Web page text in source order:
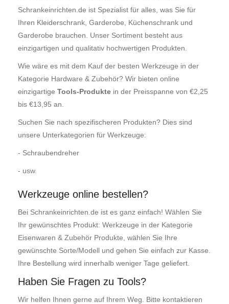
Schrankeinrichten.de ist Spezialist für alles, was Sie für
Ihren Kleiderschrank, Garderobe, Küchenschrank und
Garderobe brauchen. Unser Sortiment besteht aus
einzigartigen und qualitativ hochwertigen Produkten.
Wie wäre es mit dem Kauf der besten Werkzeuge in der
Kategorie Hardware & Zubehör? Wir bieten online
einzigartige Tools-Produkte in der Preisspanne von €2,25
bis €13,95 an.
Suchen Sie nach spezifischeren Produkten? Dies sind
unsere Unterkategorien für Werkzeuge:
- Schraubendreher
- usw.
Werkzeuge online bestellen?
Bei Schrankeinrichten.de ist es ganz einfach! Wählen Sie
Ihr gewünschtes Produkt: Werkzeuge in der Kategorie
Eisenwaren & Zubehör Produkte, wählen Sie Ihre
gewünschte Sorte/Modell und gehen Sie einfach zur Kasse.
Ihre Bestellung wird innerhalb weniger Tage geliefert.
Haben Sie Fragen zu Tools?
Wir helfen Ihnen gerne auf Ihrem Weg. Bitte kontaktieren